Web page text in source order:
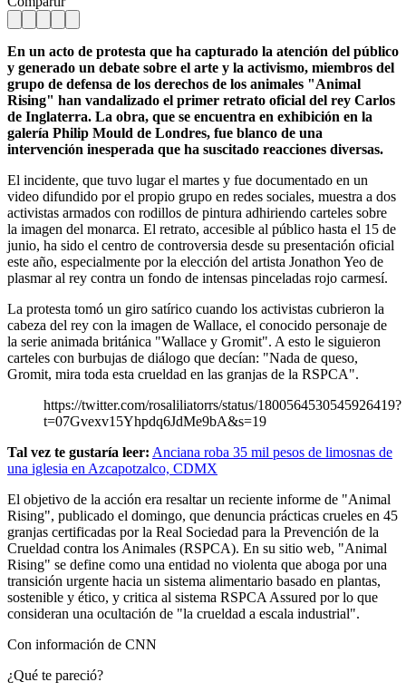
En un acto de protesta que ha capturado la atención del público
y generado un debate sobre el arte y la activismo, miembros del
grupo de defensa de los derechos de los animales "Animal
Rising" han vandalizado el primer retrato oficial del rey Carlos
de Inglaterra. La obra, que se encuentra en exhibición en la
galería Philip Mould de Londres, fue blanco de una
intervención inesperada que ha suscitado reacciones diversas.
El incidente, que tuvo lugar el martes y fue documentado en un
video difundido por el propio grupo en redes sociales, muestra a dos
activistas armados con rodillos de pintura adhiriendo carteles sobre
la imagen del monarca. El retrato, accesible al público hasta el 15 de
junio, ha sido el centro de controversia desde su presentación oficial
este año, especialmente por la elección del artista Jonathon Yeo de
plasmar al rey contra un fondo de intensas pinceladas rojo carmesí.
La protesta tomó un giro satírico cuando los activistas cubrieron la
cabeza del rey con la imagen de Wallace, el conocido personaje de
la serie animada británica "Wallace y Gromit". A esto le siguieron
carteles con burbujas de diálogo que decían: "Nada de queso,
Gromit, mira toda esta crueldad en las granjas de la RSPCA".
https://twitter.com/rosaliliatorrs/status/1800564530545926419?
t=07Gvexv15Yhpdq6JdMe9bA&s=19
Tal vez te gustaría leer: Anciana roba 35 mil pesos de limosnas de
una iglesia en Azcapotzalco, CDMX
El objetivo de la acción era resaltar un reciente informe de "Animal
Rising", publicado el domingo, que denuncia prácticas crueles en 45
granjas certificadas por la Real Sociedad para la Prevención de la
Crueldad contra los Animales (RSPCA). En su sitio web, "Animal
Rising" se define como una entidad no violenta que aboga por una
transición urgente hacia un sistema alimentario basado en plantas,
sostenible y ético, y critica al sistema RSPCA Assured por lo que
consideran una ocultación de "la crueldad a escala industrial".
Con información de CNN
¿Qué te pareció?